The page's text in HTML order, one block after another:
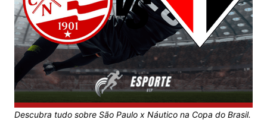
Descubra tudo sobre São Paulo x Náutico na Copa do Brasil.